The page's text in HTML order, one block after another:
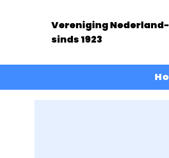
Vereniging
sinds 1923